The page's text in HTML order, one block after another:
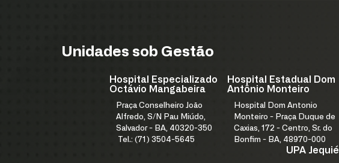
Unidades sob Gestão
Hospital Especializado
Octávio Mangabeira
Praça Conselheiro João
Alfredo, S/N Pau Miúdo,
Salvador - BA, 40320-350
Tel.: (71) 3504-5645
Hospital Estadual Dom
Antônio Monteiro
Hospital Dom Antonio
Monteiro - Praça Duque de
Caxias, 172 - Centro, Sr. do
Bonfim - BA, 48970-000
UPA Jequié